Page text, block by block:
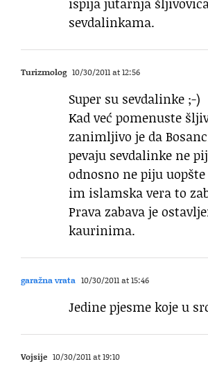
sevdalinkama.
Turizmolog 10/30/2011 at 12:56
Super su sevdalinke ;-)
Kad već pomenuste
zanimljivo je da
pevaju sevdalinke ne
odnosno ne piju
im islamska vera to
Prava zabava je
kaurinima.
garažna vrata 10/30/2011 at 15:46
Jedine pjesme koje u
Vojsije 10/30/2011 at 19:10